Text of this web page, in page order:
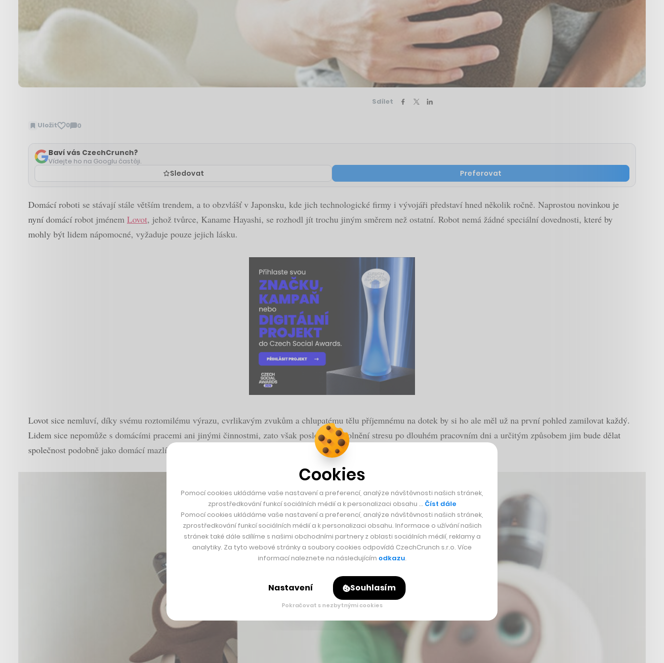
Sdílet
Uložit 0 0
Zobrazit
Baví vás CzechCrunch?
Vídejte ho na Googlu častěji.
Sledovat Preferovat
Domácí roboti se stávají stále větším trendem, a to obzvlášť v Japonsku, kde jich technologické firmy i vývojáři představí hned několik ročně. Naprostou novinkou je
nyní domácí robot jménem Lovot, jehož tvůrce, Kaname Hayashi, se rozhodl jít trochu jiným směrem než ostatní. Robot nemá žádné speciální dovednosti, které by
mohly být lidem nápomocné, vyžaduje pouze jejich lásku.
Lovot sice nemluví, díky svému roztomilému výrazu, cvrlikavým zvukům a chlupatému tělu příjemnému na dotek by si ho ale měl už na první pohled zamilovat každý.
Lidem sice nepomůže s domácími pracemi ani jinými činnostmi, zato však poslouží k uvolnění stresu po dlouhém pracovním dni a určitým způsobem jim bude dělat
společnost podobně jako domácí mazlíček.
Cookies
Pomocí cookies ukládáme vaše nastavení a preferencí, analýze návštěvnosti našich stránek,
zprostředkování funkcí sociálních médií a k personalizaci obsahu … Číst dále
Pomocí cookies ukládáme vaše nastavení a preferencí, analýze návštěvnosti našich stránek,
zprostředkování funkcí sociálních médií a k personalizaci obsahu. Informace o užívání našich
stránek také dále sdílíme s našimi obchodními partnery z oblasti sociálních médií, reklamy a
analytiky. Za tyto webové stránky a soubory cookies odpovídá CzechCrunch s.r.o. Více
informací naleznete na následujícím odkazu.
Nastavení Souhlasím
Pokračovat s nezbytnými cookies